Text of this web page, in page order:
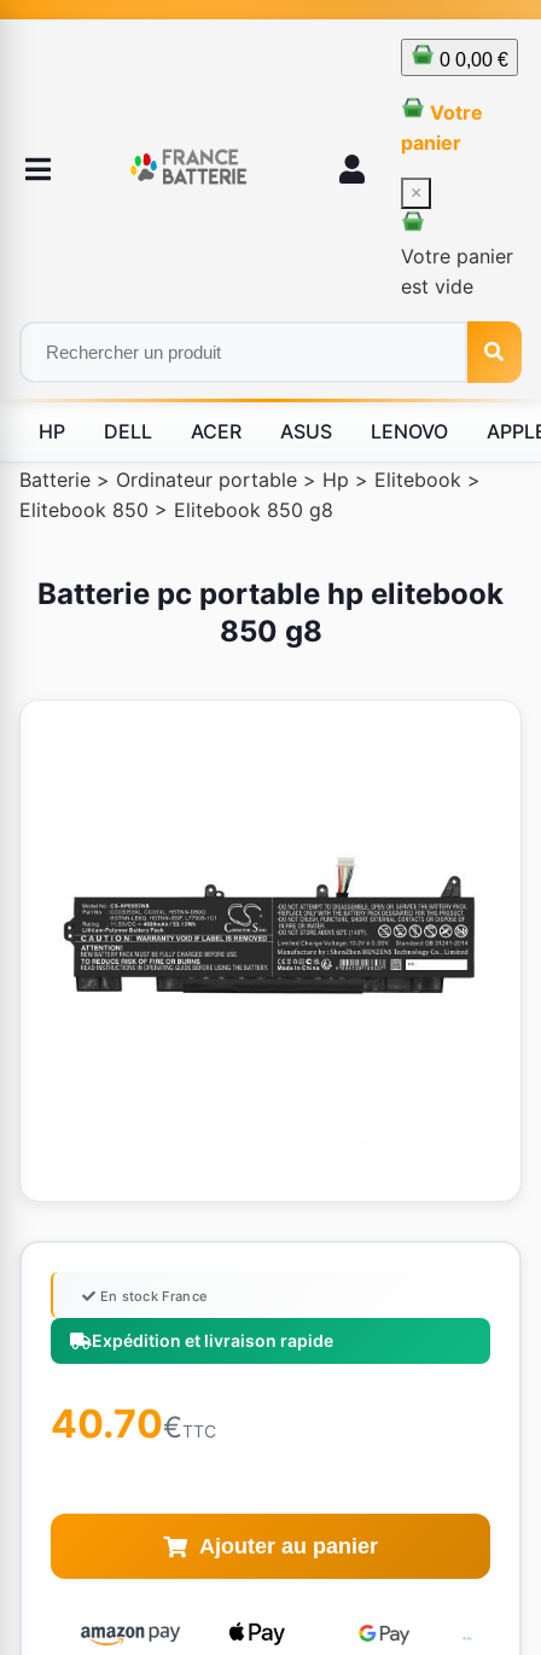
0 0,00 €
Votre
panier
×
Votre panier
est vide
HP DELL ACER ASUS LENOVO
Batterie > Ordinateur portable > Hp > Elitebook >
Elitebook 850 > Elitebook 850 g8
Batterie pc portable hp elitebook
850 g8
Expédition et livraison rapide
En stock France
40.70€TTC
Ajouter au panier